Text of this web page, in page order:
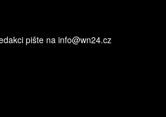
pište na info@wn24.cz